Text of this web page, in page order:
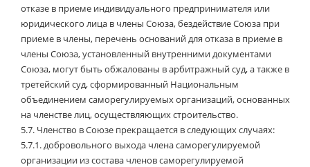
отказе в приеме индивидуального предпринимателя или
юридического лица в члены Союза, бездействие Союза при
приеме в члены, перечень оснований для отказа в приеме в
члены Союза, установленный внутренними документами
Союза, могут быть обжалованы в арбитражный суд, а также в
третейский суд, сформированный Национальным
объединением саморегулируемых организаций, основанных
на членстве лиц, осуществляющих строительство.
5.7. Членство в Союзе прекращается в следующих случаях:
5.7.1. добровольного выхода члена саморегулируемой
организации из состава членов саморегулируемой